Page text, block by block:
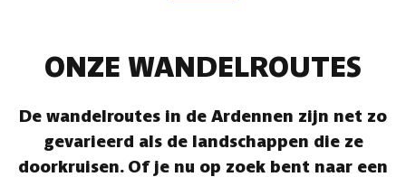
ONZE WANDELROUTES
De wandelroutes in de Ardennen zijn net zo
gevarieerd als de landschappen die ze
doorkruisen. Of je nu op zoek bent naar een